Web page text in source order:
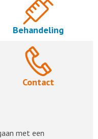
Behandeling
Contact
met een